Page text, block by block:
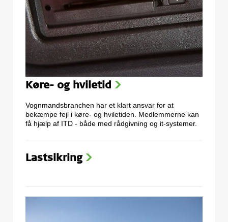
Køre- og hviletid >
Vognmandsbranchen har et klart ansvar for at
bekæmpe fejl i køre- og hviletiden. Medlemmerne kan
få hjælp af ITD - både med rådgivning og it-systemer.
Lastsikring >